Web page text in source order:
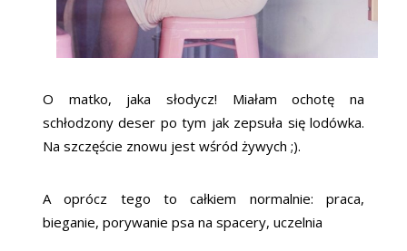
O matko, jaka słodycz! Miałam ochotę na
schłodzony deser po tym jak zepsuła się lodówka.
Na szczęście znowu jest wśród żywych ;).
A oprócz tego to całkiem normalnie: praca,
bieganie, porywanie psa na spacery, uczelnia